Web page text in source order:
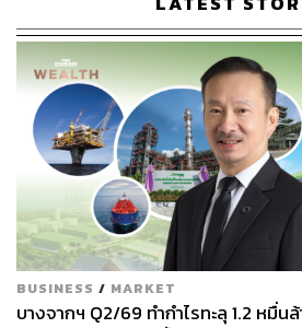
BUSINESS / MARKET
บางจากฯ Q2/69 ทำกำไรทะลุ 1.2 หมื่น